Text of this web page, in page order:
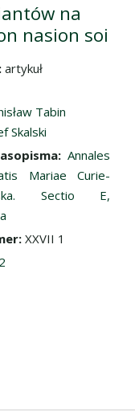
na
nasion soi
artykuł
Tabin
Skalski
Annales
Mariae Curie-
Sectio E,
XXVII 1